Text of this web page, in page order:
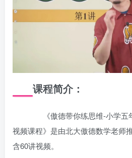
课程简介：
《傲德带你练思维-小学五
视频课程》是由北大傲德数学老师
含60讲视频。